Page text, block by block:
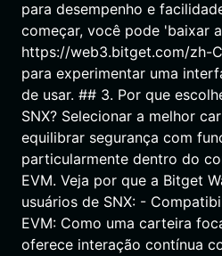
para desempenho e
começar, você pode 'baixar
https://web3.bitget.com/zh-
para experimentar uma
de usar. ## 3. Por que
SNX? Selecionar a melhor
equilibrar segurança com
particularmente dentro do
EVM. Veja por que a Bitget
usuários de SNX: -
EVM: Como uma carteira
oferece interação contínua